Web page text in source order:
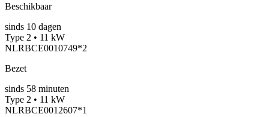
Beschikbaar
sinds 10 dagen
Type 2 • 11 kW
NLRBCE0010749*2
Bezet
sinds 58 minuten
Type 2 • 11 kW
NLRBCE0012607*1